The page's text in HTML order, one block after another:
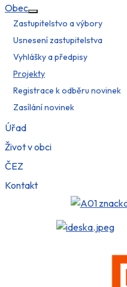
Obec
Více o: Obec
Zastupitelstvo a výbory
Usnesení zastupitelstva
Vyhlášky a předpisy
Projekty
Registrace k odběru novinek
Zasílání novinek
Úřad
Život v obci
ČEZ
Kontakt